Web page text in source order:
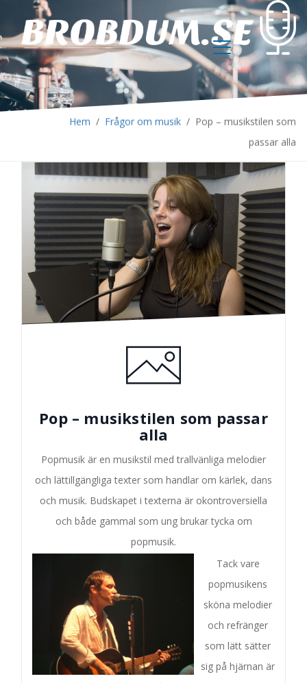
Hem / Frågor om musik / Pop – musikstilen som
passar alla
Pop – musikstilen som passar
alla
Popmusik är en musikstil med trallvänliga melodier
och lättillgängliga texter som handlar om kärlek, dans
och musik. Budskapet i texterna är okontroversiella
och både gammal som ung brukar tycka om
popmusik.
Tack vare
popmusikens
sköna melodier
och refränger
som lätt sätter
sig på hjärnan är